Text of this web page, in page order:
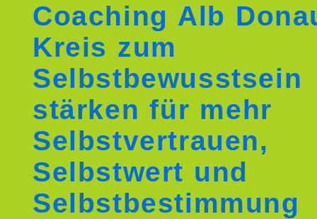
Coaching Alb
Kreis zum
Selbstbewusstsein
stärken für mehr
Selbstvertrauen,
Selbstwert und
Selbstbestimmung